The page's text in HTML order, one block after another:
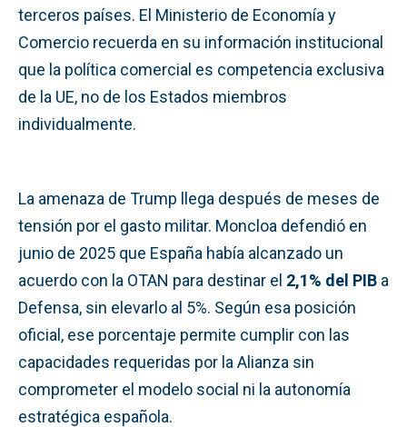
terceros países. El Ministerio de Economía y
Comercio recuerda en su información institucional
que la política comercial es competencia exclusiva
de la UE, no de los Estados miembros
individualmente.
La amenaza de Trump llega después de meses de
tensión por el gasto militar. Moncloa defendió en
junio de 2025 que España había alcanzado un
acuerdo con la OTAN para destinar el 2,1% del PIB a
Defensa, sin elevarlo al 5%. Según esa posición
oficial, ese porcentaje permite cumplir con las
capacidades requeridas por la Alianza sin
comprometer el modelo social ni la autonomía
estratégica española.